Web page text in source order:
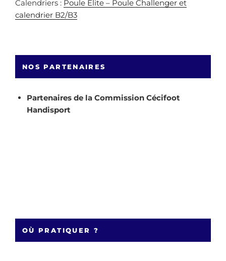
Calendriers : Poule Elite – Poule Challenger et
calendrier B2/B3
NOS PARTENAIRES
Partenaires de la Commission Cécifoot
Handisport
OÙ PRATIQUER ?